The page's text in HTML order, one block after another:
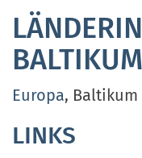
BALTIKUM
Europa, Baltikum
LINKS